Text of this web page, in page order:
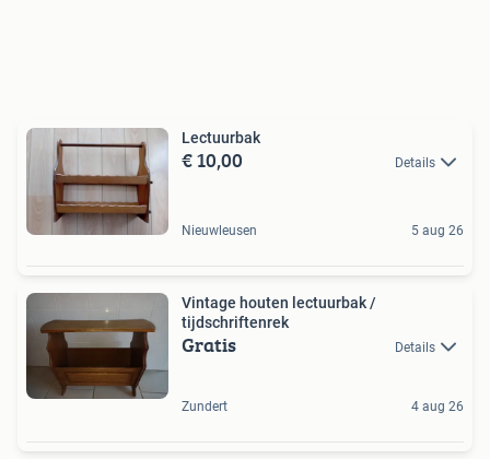
Lectuurbak
€ 10,00 Details
Nieuwleusen 5 aug 26
Vintage houten lectuurbak /
tijdschriftenrek
Gratis Details
Zundert 4 aug 26